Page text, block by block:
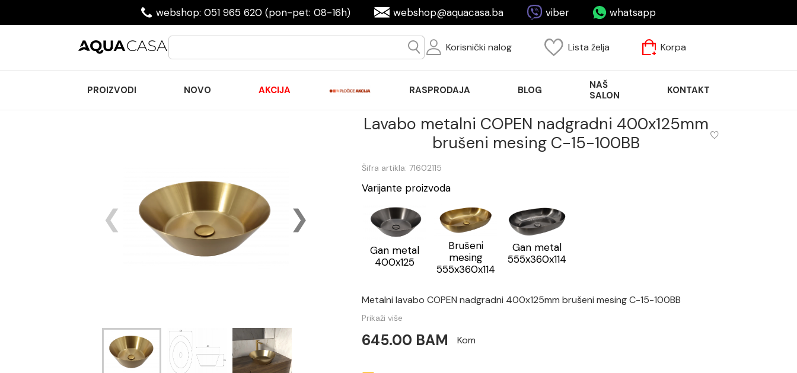
webshop: 051 965 620 (pon-pet: 08-16h) webshop@aquacasa.ba viber whatsapp
Korisnički nalog Lista želja Korpa
PROIZVODI NOVO AKCIJA RASPRODAJA BLOG
NAŠ
SALON
KONTAKT
Lavabo metalni COPEN nadgradni 400x125mm
brušeni mesing C-15-100BB
Šifra artikla: 71602115
Varijante proizvoda
Gan metal
400x125
Brušeni
mesing
555x360x114
Gan metal
555x360x114
Metalni lavabo COPEN nadgradni 400x125mm brušeni mesing C-15-100BB
Prikaži više
645.00 BAM Kom